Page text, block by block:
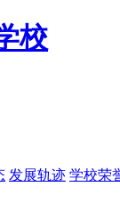
校
发展轨迹 学校荣